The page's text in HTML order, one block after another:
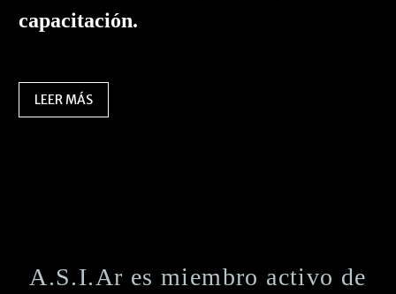
capacitación.
LEER MÁS
A.S.I.Ar es miembro activo de